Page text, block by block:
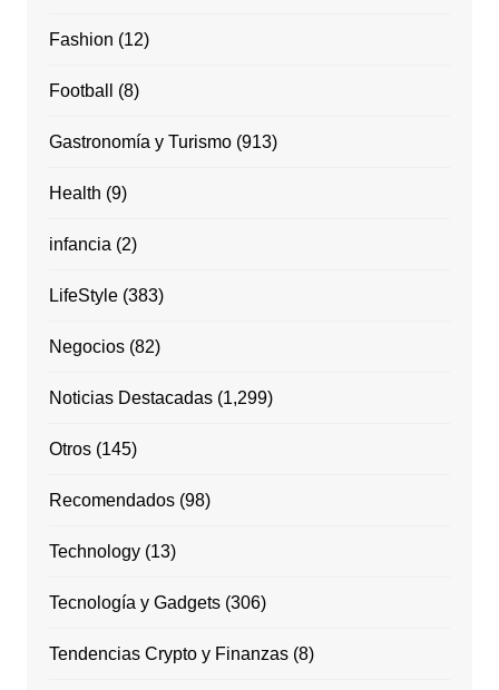
Fashion (12)
Football (8)
Gastronomía y Turismo(913)
Health (9)
infancia (2)
LifeStyle(383)
Negocios(82)
Noticias Destacadas(1,299)
Otros(145)
Recomendados(98)
Technology(13)
Tecnología y Gadgets(306)
Tendencias Crypto y Finanzas(8)